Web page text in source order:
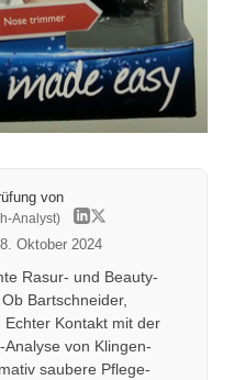
von
Analyst)
Oktober 2024
Rasur- und Beauty-
Bartschneider,
Kontakt mit der
von Klingen-
saubere Pflege-